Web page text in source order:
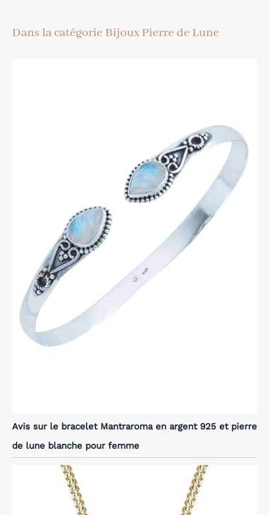
Dans la catégorie Bijoux Pierre de Lune
Avis sur le bracelet Mantraroma en argent 925 et pierre
de lune blanche pour femme